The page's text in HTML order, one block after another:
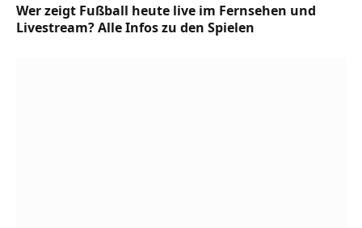
Wer zeigt Fußball heute live im Fernsehen und
Livestream? Alle Infos zu den Spielen